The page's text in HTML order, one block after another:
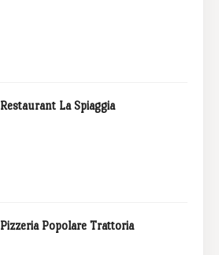
Restaurant La Spiaggia
Pizzeria Popolare Trattoria